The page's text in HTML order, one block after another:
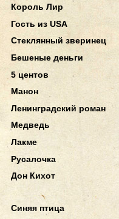
Король Лир
Гость из USA
Стеклянный зверинец
Бешеные деньги
5 центов
Манон
Ленинградский роман
Медведь
Лакме
Русалочка
Дон Кихот
Синяя птица